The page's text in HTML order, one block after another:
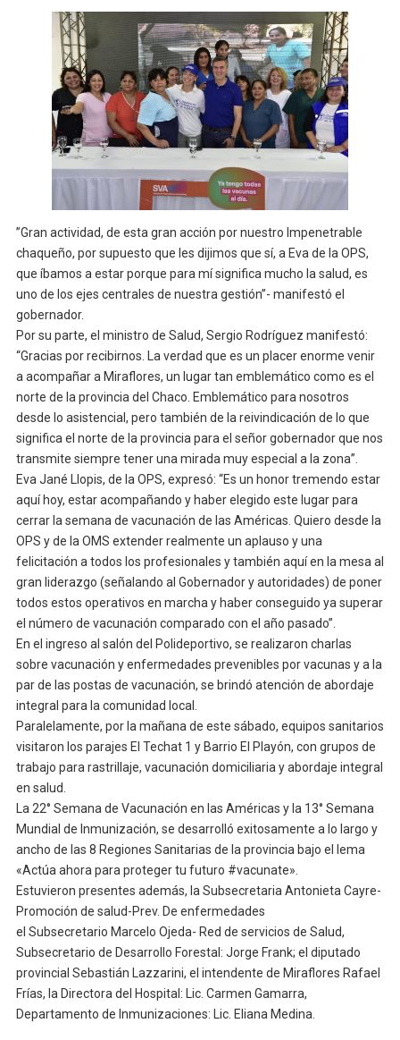
”Gran actividad, de esta gran acción por nuestro Impenetrable
chaqueño, por supuesto que les dijimos que sí, a Eva de la OPS,
que íbamos a estar porque para mí significa mucho la salud, es
uno de los ejes centrales de nuestra gestión”- manifestó el
gobernador.
Por su parte, el ministro de Salud, Sergio Rodríguez manifestó:
“Gracias por recibirnos. La verdad que es un placer enorme venir
a acompañar a Miraflores, un lugar tan emblemático como es el
norte de la provincia del Chaco. Emblemático para nosotros
desde lo asistencial, pero también de la reivindicación de lo que
significa el norte de la provincia para el señor gobernador que nos
transmite siempre tener una mirada muy especial a la zona”.
Eva Jané Llopis, de la OPS, expresó: “Es un honor tremendo estar
aquí hoy, estar acompañando y haber elegido este lugar para
cerrar la semana de vacunación de las Américas. Quiero desde la
OPS y de la OMS extender realmente un aplauso y una
felicitación a todos los profesionales y también aquí en la mesa al
gran liderazgo (señalando al Gobernador y autoridades) de poner
todos estos operativos en marcha y haber conseguido ya superar
el número de vacunación comparado con el año pasado”.
En el ingreso al salón del Polideportivo, se realizaron charlas
sobre vacunación y enfermedades prevenibles por vacunas y a la
par de las postas de vacunación, se brindó atención de abordaje
integral para la comunidad local.
Paralelamente, por la mañana de este sábado, equipos sanitarios
visitaron los parajes El Techat 1 y Barrio El Playón, con grupos de
trabajo para rastrillaje, vacunación domiciliaria y abordaje integral
en salud.
La 22° Semana de Vacunación en las Américas y la 13° Semana
Mundial de Inmunización, se desarrolló exitosamente a lo largo y
ancho de las 8 Regiones Sanitarias de la provincia bajo el lema
«Actúa ahora para proteger tu futuro #vacunate».
Estuvieron presentes además, la Subsecretaria Antonieta Cayre-
Promoción de salud-Prev. De enfermedades
el Subsecretario Marcelo Ojeda- Red de servicios de Salud,
Subsecretario de Desarrollo Forestal: Jorge Frank; el diputado
provincial Sebastián Lazzarini, el intendente de Miraflores Rafael
Frías, la Directora del Hospital: Lic. Carmen Gamarra,
Departamento de Inmunizaciones: Lic. Eliana Medina.